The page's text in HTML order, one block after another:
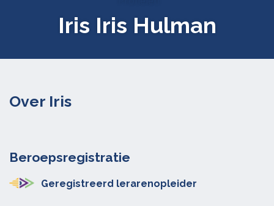
Iris Iris Hulman
Over Iris
Beroepsregistratie
Geregistreerd lerarenopleider